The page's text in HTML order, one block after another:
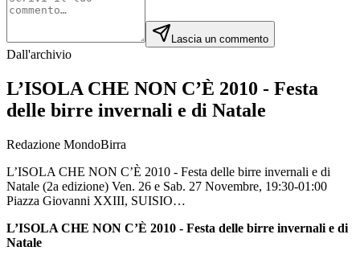
Lascia un commento
Dall'archivio
L’ISOLA CHE NON C’È 2010 - Festa
delle birre invernali e di Natale
Redazione MondoBirra
L’ISOLA CHE NON C’È 2010 - Festa delle birre invernali e di
Natale (2a edizione) Ven. 26 e Sab. 27 Novembre, 19:30-01:00
Piazza Giovanni XXIII, SUISIO…
L’ISOLA CHE NON C’È 2010 - Festa delle birre invernali e di
Natale